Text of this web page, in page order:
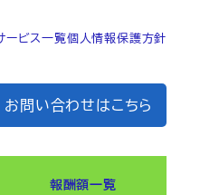
ービス一覧個人情報保護方針
お問い合わせはこちら
報酬額一覧